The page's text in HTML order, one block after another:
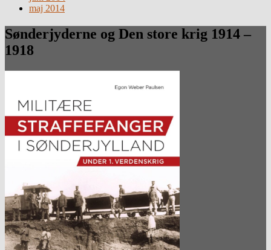
maj 2014
Sønderjyderne og Den store krig 1914 –
1918